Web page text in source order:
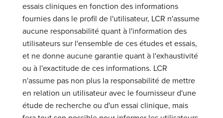
essais cliniques en fonction des informations
fournies dans le profil de l'utilisateur, LCR n'assume
aucune responsabilité quant à l'information des
utilisateurs sur l'ensemble de ces études et essais,
et ne donne aucune garantie quant à l'exhaustivité
ou à l'exactitude de ces informations. LCR
n'assume pas non plus la responsabilité de mettre
en relation un utilisateur avec le fournisseur d'une
étude de recherche ou d'un essai clinique, mais